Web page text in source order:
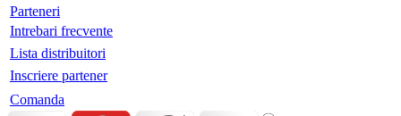
Parteneri
Intrebari frecvente
Lista distribuitori
Inscriere partener
Comanda